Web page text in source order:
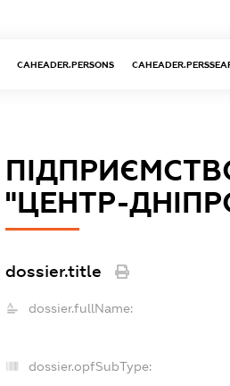
CAHEADER.PERSONS
"ЦЕНТР-
dossier.title
dossier.fullName:
dossier.opfSubType: